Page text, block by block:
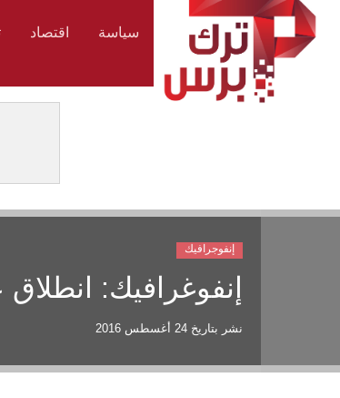
سياسة اقتصاد
إنفوغرافيك:
نشر بتاريخ 24 أغسطس 2016
إنفوجرافيك